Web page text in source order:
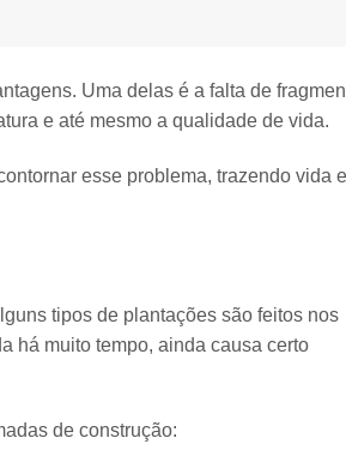
Uma delas é a falta de
e até mesmo a qualidade de vida.
esse problema, trazendo vida e
tipos de plantações são feitos nos
há muito tempo, ainda causa certo
de construção: